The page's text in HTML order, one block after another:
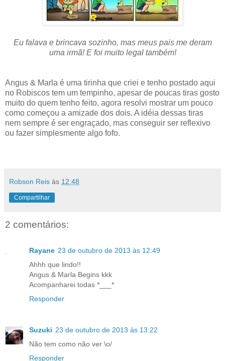
Eu falava e brincava sozinho, mas meus pais me deram
uma irmã! E foi muito legal também!
Angus & Marla é uma tirinha que criei e tenho postado aqui
no Robiscos tem um tempinho, apesar de poucas tiras gosto
muito do quem tenho feito, agora resolvi mostrar um pouco
como começou a amizade dos dois. A idéia dessas tiras
nem sempre é ser engraçado, mas conseguir ser reflexivo
ou fazer simplesmente algo fofo.
Robson Reis às 12:48
Compartilhar
2 comentários:
Rayane 23 de outubro de 2013 às 12:49
Ahhh que lindo!!
Angus & Marla Begins kkk
Acompanharei todas *___*
Responder
Suzuki 23 de outubro de 2013 às 13:22
Não tem como não ver \o/
Responder